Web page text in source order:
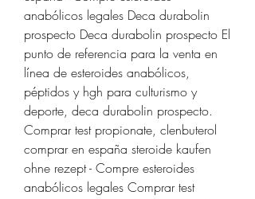
anabólicos legales Deca durabolin
prospecto Deca durabolin prospecto El
punto de referencia para la venta en
línea de esteroides anabólicos,
péptidos y hgh para culturismo y
deporte, deca durabolin prospecto.
Comprar test propionate, clenbuterol
comprar en españa steroide kaufen
ohne rezept - Compre esteroides
anabólicos legales Comprar test